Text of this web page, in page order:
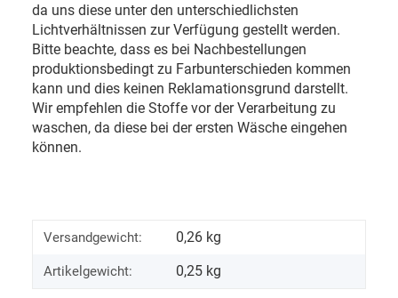
da uns diese unter den unterschiedlichsten
Lichtverhältnissen zur Verfügung gestellt werden.
Bitte beachte, dass es bei Nachbestellungen
produktionsbedingt zu Farbunterschieden kommen
kann und dies keinen Reklamationsgrund darstellt.
Wir empfehlen die Stoffe vor der Verarbeitung zu
waschen, da diese bei der ersten Wäsche eingehen
können.
Versandgewicht: 0,26 kg
Artikelgewicht: 0,25 kg